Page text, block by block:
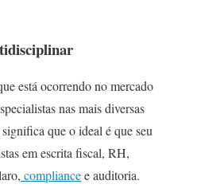
está ocorrendo no mercado
nas mais diversas
que o ideal é que seu
em escrita fiscal, RH,
compliancee auditoria.